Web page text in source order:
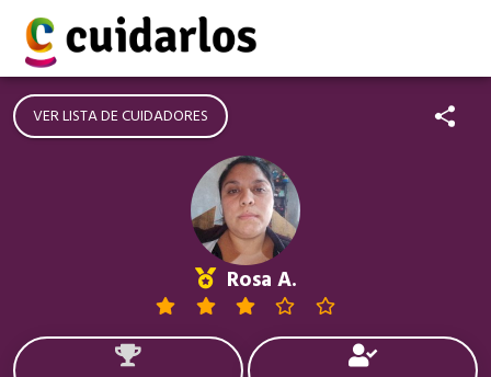
VER LISTA DE CUIDADORES
Rosa A.